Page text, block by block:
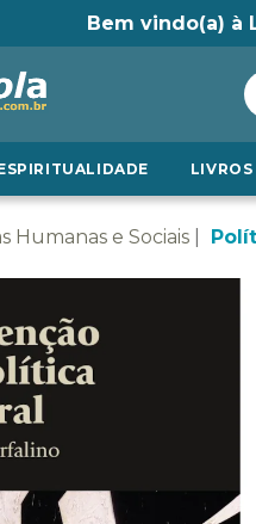
Bem vindo(a) à
Humanas e Sociais